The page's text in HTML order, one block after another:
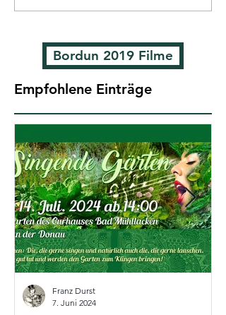
Bordun 2019 Filme
Empfohlene Einträge
Franz Durst
7. Juni 2024